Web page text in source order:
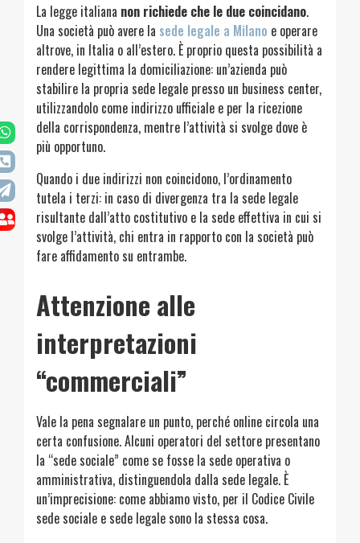
La legge italiana non richiede che le due coincidano.
Una società può avere la sede legale a Milano e operare
altrove, in Italia o all’estero. È proprio questa possibilità a
rendere legittima la domiciliazione: un’azienda può
stabilire la propria sede legale presso un business center,
utilizzandolo come indirizzo ufficiale e per la ricezione
della corrispondenza, mentre l’attività si svolge dove è
più opportuno.
Quando i due indirizzi non coincidono, l’ordinamento
tutela i terzi: in caso di divergenza tra la sede legale
risultante dall’atto costitutivo e la sede effettiva in cui si
svolge l’attività, chi entra in rapporto con la società può
fare affidamento su entrambe.
Attenzione alle
interpretazioni
“commerciali”
Vale la pena segnalare un punto, perché online circola una
certa confusione. Alcuni operatori del settore presentano
la “sede sociale” come se fosse la sede operativa o
amministrativa, distinguendola dalla sede legale. È
un’imprecisione: come abbiamo visto, per il Codice Civile
sede sociale e sede legale sono la stessa cosa.